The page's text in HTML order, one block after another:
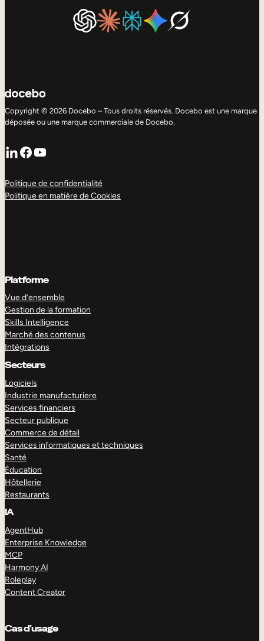
Copyright © 2026 Docebo – Tous droits réservés. Docebo est une marque
déposée ou une marque commerciale de Docebo.
LinkedIn
Facebook
YouTube
Politique de confidentialité
Politique en matière de Cookies
Platforme
Vue d’ensemble
Gestion de la formation
Skills Intelligence
Marché des contenus
Intégrations
Secteurs
Logiciels
Industrie manufacturiere
Services financiers
Secteur publique
Commerce de détail
Services informatiques et techniques
Santé
Éducation
Hôtellerie
Restaurants
IA
AgentHub
Enterprise Knowledge
MCP
Harmony AI
Roleplay
Content Creator
Cas d’usage